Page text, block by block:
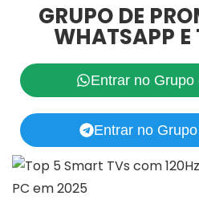
GRUPO DE
WHATSAPP E
Entrar no
Entrar no